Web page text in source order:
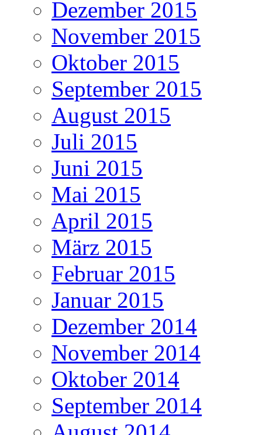
Dezember 2015
November 2015
Oktober 2015
September 2015
August 2015
Juli 2015
Juni 2015
Mai 2015
April 2015
März 2015
Februar 2015
Januar 2015
Dezember 2014
November 2014
Oktober 2014
September 2014